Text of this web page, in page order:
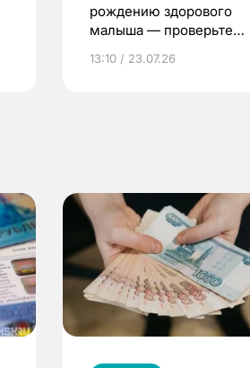
рождению здорового
малыша — проверьте
по ОМС!
13:10 / 23.07.26